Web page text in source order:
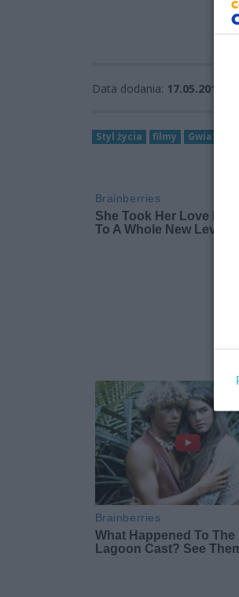
Data dodania: 17.05.2016
Styl życia filmy Gwiazdy